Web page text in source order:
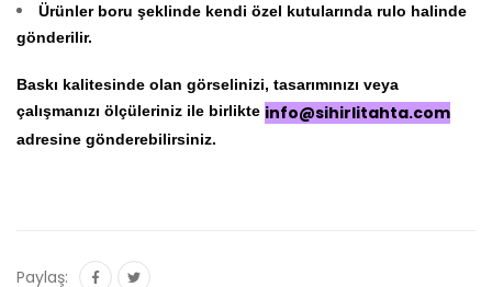
Ürünler boru şeklinde kendi özel kutularında rulo halinde
gönderilir.
Baskı kalitesinde olan görselinizi, tasarımınızı veya
çalışmanızı ölçüleriniz ile birlikte info@sihirlitahta.com
adresine gönderebilirsiniz.
Paylaş: